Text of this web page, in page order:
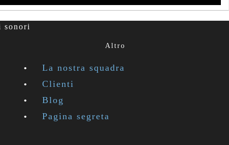
sonori
Altro
La nostra squadra
Clienti
Blog
Pagina segreta